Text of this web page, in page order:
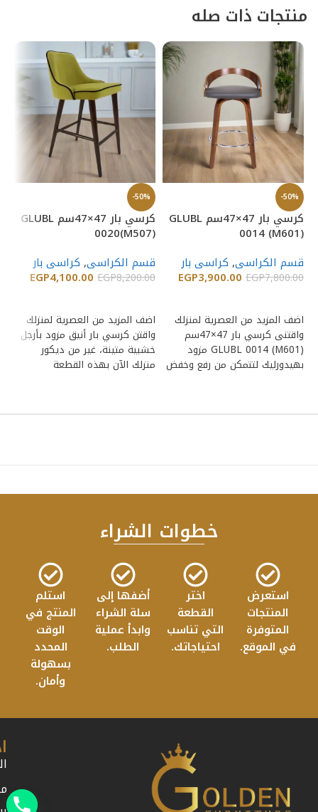
منتجات ذات صله
-50%
كرسي بار 47×47سم GLUBL
0014 (M601)
قسم الكراسى, كراسى بار
EGP7,800.00
EGP3,900.00
اضف المزيد من العصرية لمنزلك
واقتنى كرسي بار 47×47سم
GLUBL 0014 (M601) مزود
بهيدورليك لتتمكن من رفع وخفض
-50%
كرسي بار 47×47سم GLUBL
0020(M507)
قسم الكراسى, كراسى بار
EGP8,200.00
EGP4,100.00
اضف المزيد من العصرية لمنزلك
واقتن كرسي بار أنيق مزود بأرجل
خشبية متينة، غير من ديكور
منزلك الآن بهذه القطعة
خطوات الشراء
استعرض
المنتجات
المتوفرة
في الموقع.
اختر
القطعة
التي تناسب
احتياجاتك.
أضفها إلى
سلة الشراء
وابدأ عملية
الطلب.
استلم
المنتج في
الوقت
المحدد
بسهولة
وأمان.